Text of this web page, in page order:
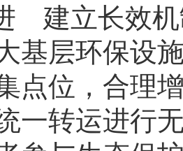
建立长效机
基层环保设
点位，合理
一转运进行